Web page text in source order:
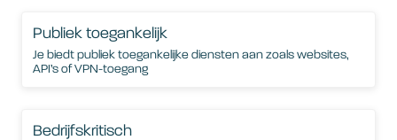
Publiek toegankelijk
Je biedt publiek toegankelijke diensten aan zoals websites,
API’s of VPN-toegang
Bedrijfskritisch